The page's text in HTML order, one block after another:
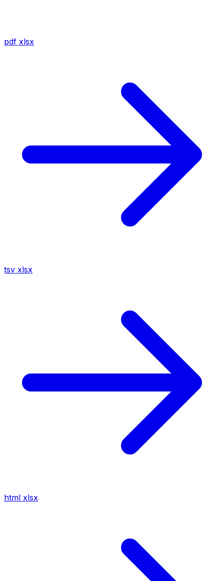
pdf xlsx
tsv xlsx
html xlsx